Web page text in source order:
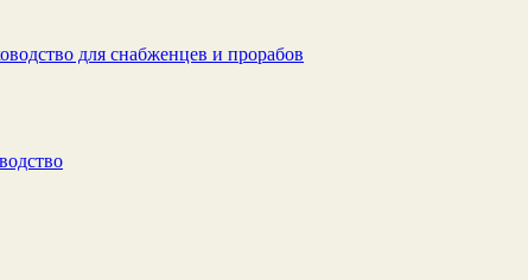
для снабженцев и прорабов